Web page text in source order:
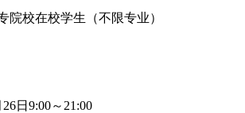
院校在校学生（不限专业）
日9:00～21:00